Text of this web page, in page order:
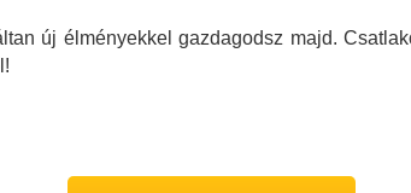
új élményekkel gazdagodsz majd.